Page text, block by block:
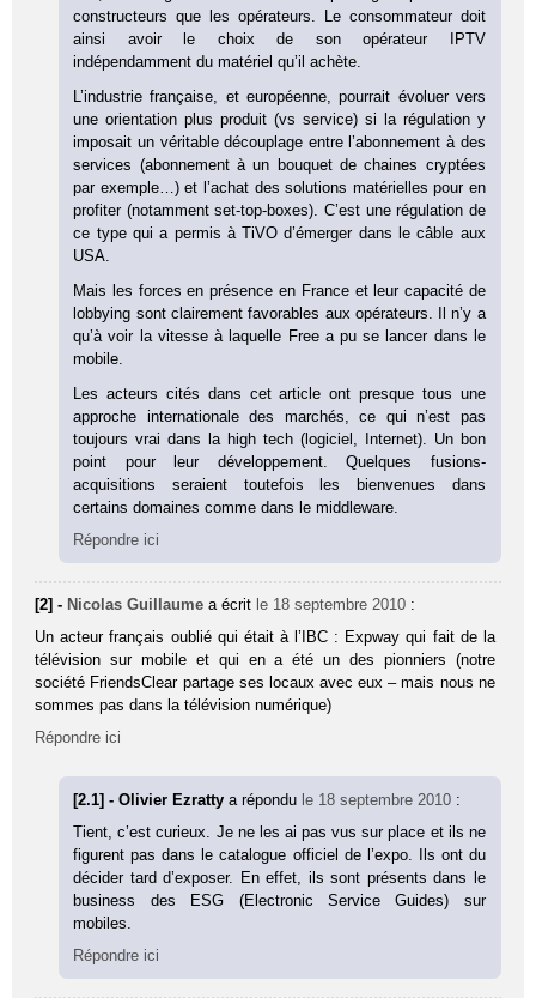
constructeurs que les opérateurs. Le consommateur doit
ainsi avoir le choix de son opérateur IPTV
indépendamment du matériel qu’il achète.
L’industrie française, et européenne, pourrait évoluer vers
une orientation plus produit (vs service) si la régulation y
imposait un véritable découplage entre l’abonnement à des
services (abonnement à un bouquet de chaines cryptées
par exemple…) et l’achat des solutions matérielles pour en
profiter (notamment set-top-boxes). C’est une régulation de
ce type qui a permis à TiVO d’émerger dans le câble aux
USA.
Mais les forces en présence en France et leur capacité de
lobbying sont clairement favorables aux opérateurs. Il n’y a
qu’à voir la vitesse à laquelle Free a pu se lancer dans le
mobile.
Les acteurs cités dans cet article ont presque tous une
approche internationale des marchés, ce qui n’est pas
toujours vrai dans la high tech (logiciel, Internet). Un bon
point pour leur développement. Quelques fusions-
acquisitions seraient toutefois les bienvenues dans
certains domaines comme dans le middleware.
Répondre ici
[2] - Nicolas Guillaume a écrit le 18 septembre 2010 :
Un acteur français oublié qui était à l’IBC : Expway qui fait de la
télévision sur mobile et qui en a été un des pionniers (notre
société FriendsClear partage ses locaux avec eux – mais nous ne
sommes pas dans la télévision numérique)
Répondre ici
[2.1] - Olivier Ezrattya répondu le 18 septembre 2010 :
Tient, c’est curieux. Je ne les ai pas vus sur place et ils ne
figurent pas dans le catalogue officiel de l’expo. Ils ont du
décider tard d’exposer. En effet, ils sont présents dans le
business des ESG (Electronic Service Guides) sur
mobiles.
Répondre ici